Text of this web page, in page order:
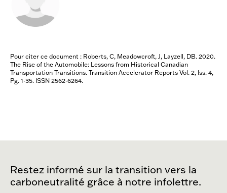
Pour citer ce document : Roberts, C, Meadowcroft, J, Layzell, DB. 2020.
The Rise of the Automobile: Lessons from Historical Canadian
Transportation Transitions. Transition Accelerator Reports Vol. 2, Iss. 4,
Pg. 1-35. ISSN 2562-6264.
Restez informé sur la transition vers la
carboneutralité grâce à notre infolettre.